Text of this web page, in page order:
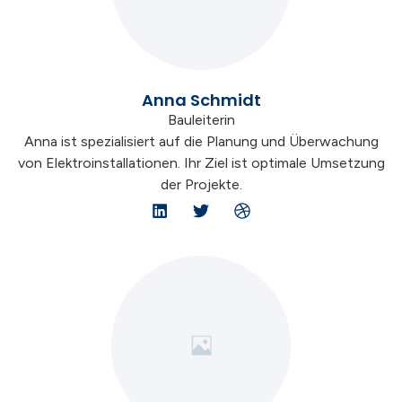
Anna Schmidt
Bauleiterin
Anna ist spezialisiert auf die Planung und Überwachung
von Elektroinstallationen. Ihr Ziel ist optimale Umsetzung
der Projekte.